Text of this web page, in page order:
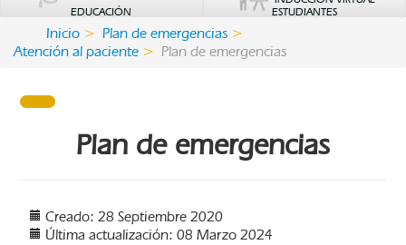
EDUCACIÓN
ESTUDIANTES
Inicio
Plan de emergencias
Atención al paciente
Plan de emergencias
Plan de emergencias
Creado: 28 Septiembre 2020
Última actualización: 08 Marzo 2024